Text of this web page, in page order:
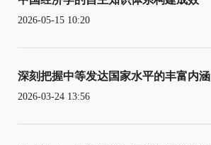
2026-05-15 10:20
深刻把握中等发达国家水平的丰富内涵
2026-03-24 13:56